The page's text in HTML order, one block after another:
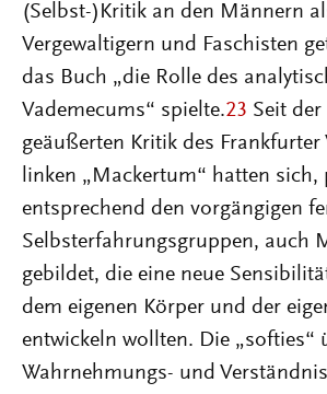
(Selbst-)Kritik an den Männern
Vergewaltigern und Faschisten
das Buch „die Rolle des
Vademecums“ spielte.23 Seit der
geäußerten Kritik des Frankfurter
linken „Mackertum“ hatten sich,
entsprechend den vorgängigen
Selbsterfahrungsgruppen, auch
gebildet, die eine neue
dem eigenen Körper und der
entwickeln wollten. Die „softies“
Wahrnehmungs- und